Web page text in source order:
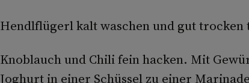
Hendlflügerl kalt waschen und gut trocken
Knoblauch und Chili fein hacken. Mit
Joghurt in einer Schüssel zu einer